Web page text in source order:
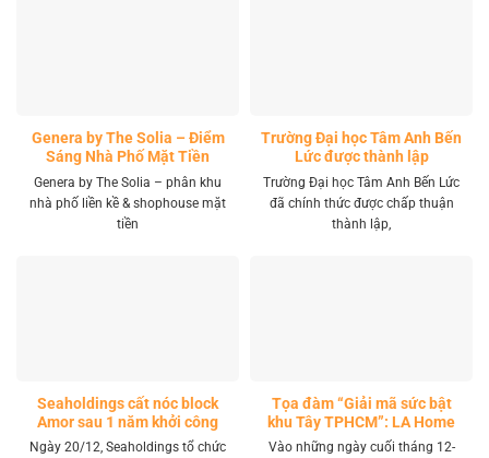
Genera by The Solia – Điểm
Sáng Nhà Phố Mặt Tiền
Vành Đai 4 Khu Tây
Genera by The Solia – phân khu
nhà phố liền kề & shophouse mặt
tiền
Trường Đại học Tâm Anh Bến
Lức được thành lập
Trường Đại học Tâm Anh Bến Lức
đã chính thức được chấp thuận
thành lập,
Seaholdings cất nóc block
Amor sau 1 năm khởi công
Ngày 20/12, Seaholdings tổ chức
Tọa đàm “Giải mã sức bật
khu Tây TPHCM”: LA Home
khai mở tọa độ đầu tư mới
Vào những ngày cuối tháng 12-